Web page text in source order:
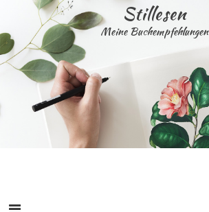
content
Stillesen
Meine Buchempfehlungen